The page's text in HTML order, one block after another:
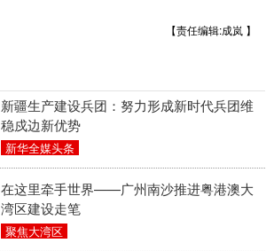
【责任编辑:成岚 】
新疆生产建设兵团：努力形成新时代兵团维
稳戍边新优势
新华全媒头条
在这里牵手世界——广州南沙推进粤港澳大
湾区建设走笔
聚焦大湾区